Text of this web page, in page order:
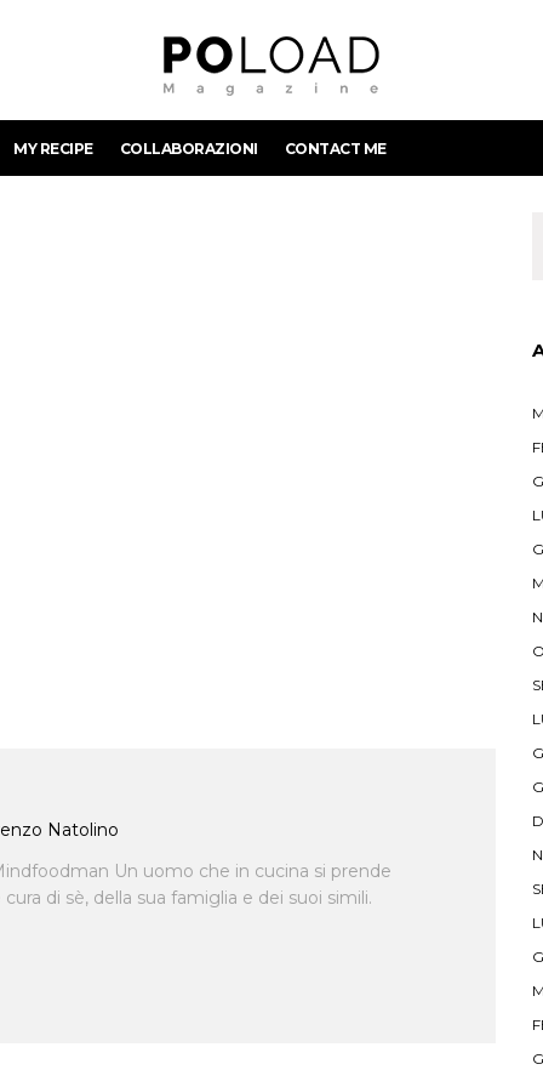
MY RECIPE COLLABORAZIONI CONTACT ME
Natolino
Un uomo che in cucina si prende
di sè, della sua famiglia e dei suoi simili.